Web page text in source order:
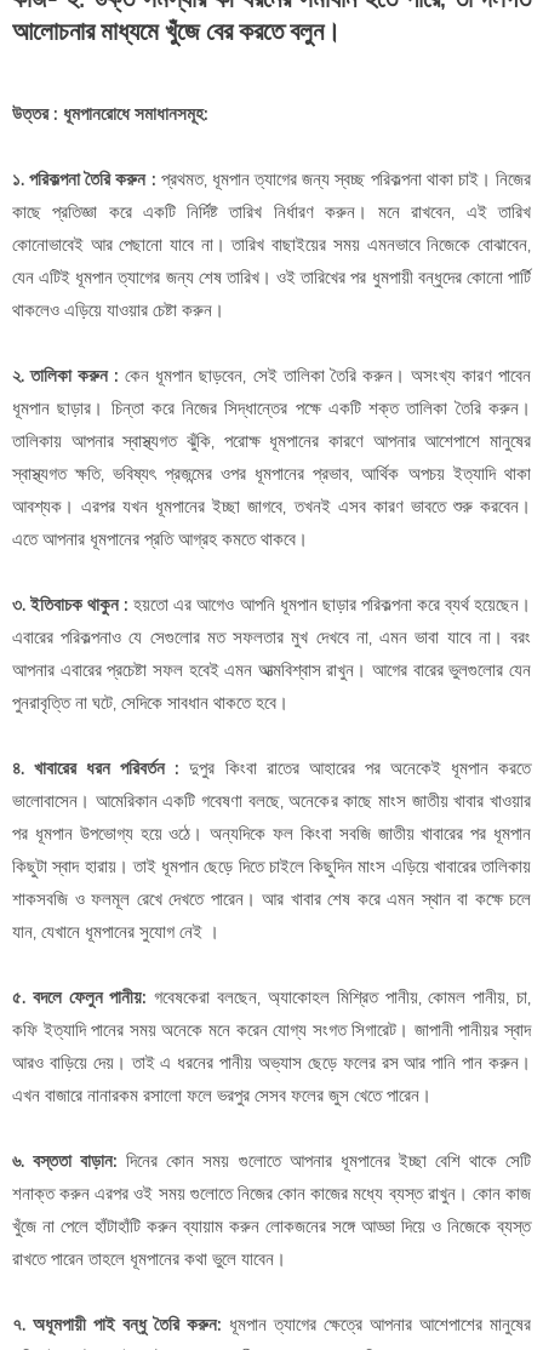
আলোচনার মাধ্যমে খুঁজে বের করতে বলুন।
উত্তর : ধূমপানরোধে সমাধানসমূহ:
১. পরিকল্পনা তৈরি করুন : প্রথমত, ধূমপান ত্যাগের জন্য স্বচ্ছ পরিকল্পনা থাকা চাই। নিজের
কাছে প্রতিজ্ঞা করে একটি নির্দিষ্ট তারিখ নির্ধারণ করুন। মনে রাখবেন, এই তারিখ
কোনোভাবেই আর পেছানো যাবে না। তারিখ বাছাইয়ের সময় এমনভাবে নিজেকে বোঝাবেন,
যেন এটিই ধূমপান ত্যাগের জন্য শেষ তারিখ। ওই তারিখের পর ধুমপায়ী বন্ধুদের কোনো পার্টি
থাকলেও এড়িয়ে যাওয়ার চেষ্টা করুন।
২. তালিকা করুন : কেন ধূমপান ছাড়বেন, সেই তালিকা তৈরি করুন। অসংখ্য কারণ পাবেন
ধূমপান ছাড়ার। চিন্তা করে নিজের সিদ্ধান্তের পক্ষে একটি শক্ত তালিকা তৈরি করুন।
তালিকায় আপনার স্বাস্থ্যগত ঝুঁকি, পরোক্ষ ধূমপানের কারণে আপনার আশেপাশে মানুষের
স্বাস্থ্যগত ক্ষতি, ভবিষ্যৎ প্রজন্মের ওপর ধূমপানের প্রভাব, আর্থিক অপচয় ইত্যাদি থাকা
আবশ্যক। এরপর যখন ধূমপানের ইচ্ছা জাগবে, তখনই এসব কারণ ভাবতে শুরু করবেন।
এতে আপনার ধূমপানের প্রতি আগ্রহ কমতে থাকবে।
৩. ইতিবাচক থাকুন : হয়তো এর আগেও আপনি ধূমপান ছাড়ার পরিকল্পনা করে ব্যর্থ হয়েছেন।
এবারের পরিকল্পনাও যে সেগুলোর মত সফলতার মুখ দেখবে না, এমন ভাবা যাবে না। বরং
আপনার এবারের প্রচেষ্টা সফল হবেই এমন আত্মবিশ্বাস রাখুন। আগের বারের ভুলগুলোর যেন
পুনরাবৃত্তি না ঘটে, সেদিকে সাবধান থাকতে হবে।
৪. খাবারের ধরন পরিবর্তন : দুপুর কিংবা রাতের আহারের পর অনেকেই ধূমপান করতে
ভালোবাসেন। আমেরিকান একটি গবেষণা বলছে, অনেকের কাছে মাংস জাতীয় খাবার খাওয়ার
পর ধূমপান উপভোগ্য হয়ে ওঠে। অন্যদিকে ফল কিংবা সবজি জাতীয় খাবারের পর ধূমপান
কিছুটা স্বাদ হারায়। তাই ধূমপান ছেড়ে দিতে চাইলে কিছুদিন মাংস এড়িয়ে খাবারের তালিকায়
শাকসবজি ও ফলমূল রেখে দেখতে পারেন। আর খাবার শেষ করে এমন স্থান বা কক্ষে চলে
যান, যেখানে ধূমপানের সুযোগ নেই ।
৫. বদলে ফেলুন পানীয়: গবেষকেরা বলছেন, অ্যাকোহল মিশ্রিত পানীয়, কোমল পানীয়, চা,
কফি ইত্যাদি পানের সময় অনেকে মনে করেন যোগ্য সংগত সিগারেট। জাপানী পানীয়র স্বাদ
আরও বাড়িয়ে দেয়। তাই এ ধরনের পানীয় অভ্যাস ছেড়ে ফলের রস আর পানি পান করুন।
এখন বাজারে নানারকম রসালো ফলে ভরপুর সেসব ফলের জুস খেতে পারেন।
৬. বস্ততা বাড়ান: দিনের কোন সময় গুলোতে আপনার ধূমপানের ইচ্ছা বেশি থাকে সেটি
শনাক্ত করুন এরপর ওই সময় গুলোতে নিজের কোন কাজের মধ্যে ব্যস্ত রাখুন। কোন কাজ
খুঁজে না পেলে হাঁটাহাঁটি করুন ব্যায়াম করুন লোকজনের সঙ্গে আড্ডা দিয়ে ও নিজেকে ব্যস্ত
রাখতে পারেন তাহলে ধূমপানের কথা ভুলে যাবেন।
৭. অধূমপায়ী পাই বন্ধু তৈরি করুন: ধূমপান ত্যাগের ক্ষেত্রে আপনার আশেপাশের মানুষের